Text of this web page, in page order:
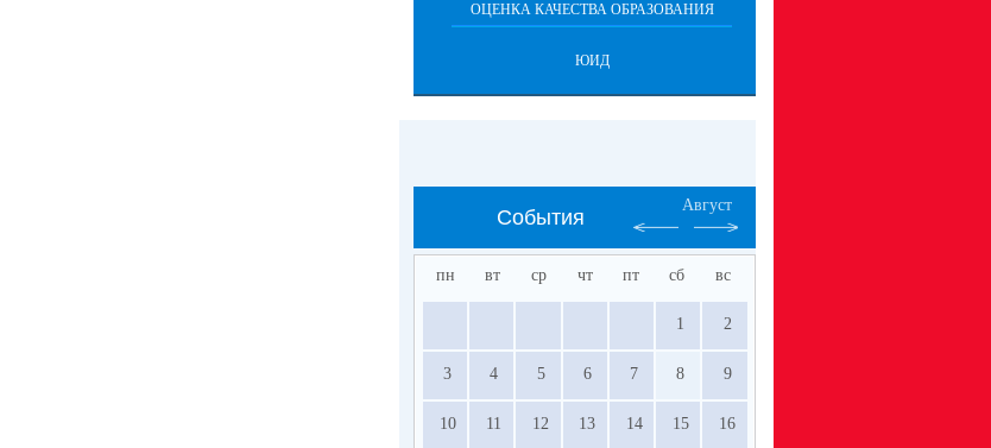
ОЦЕНКА КАЧЕСТВА ОБРАЗОВАНИЯ
ЮИД
События
Август
пн вт ср чт пт сб вс
1 2
3 4 5 6 7 8 9
10 11 12 13 14 15 16